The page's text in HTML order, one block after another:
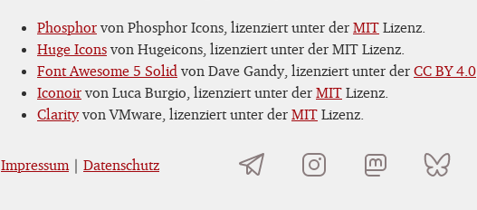
Phosphor von Phosphor Icons, lizenziert unter der MIT Lizenz.
Huge Icons von Hugeicons, lizenziert unter der MIT Lizenz.
Font Awesome 5 Solid von Dave Gandy, lizenziert unter der CC BY 4.0
Iconoir von Luca Burgio, lizenziert unter der MIT Lizenz.
Clarityvon VMware, lizenziert unter der MIT Lizenz.
Impressum| Datenschutz